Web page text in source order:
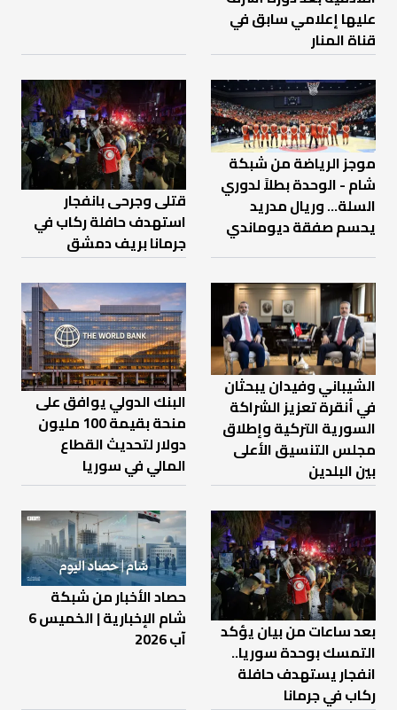
عليها إعلامي سابق في
قناة المنار
موجز الرياضة من شبكة
شام - الوحدة بطلاً لدوري
السلة... وريال مدريد
يحسم صفقة ديوماندي
قتلى وجرحى بانفجار
استهدف حافلة ركاب في
جرمانا بريف دمشق
الشيباني وفيدان يبحثان
في أنقرة تعزيز الشراكة
السورية التركية وإطلاق
مجلس التنسيق الأعلى
بين البلدين
البنك الدولي يوافق على
منحة بقيمة 100 مليون
دولار لتحديث القطاع
المالي في سوريا
بعد ساعات من بيان يؤكد
التمسك بوحدة سوريا..
انفجار يستهدف حافلة
ركاب في جرمانا
حصاد الأخبار من شبكة
شام الإخبارية | الخميس 6
آب 2026